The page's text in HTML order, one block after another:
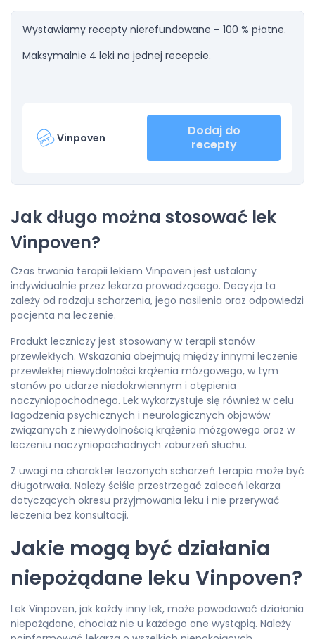
Wystawiamy recepty nierefundowane – 100 % płatne.
Maksymalnie 4 leki na jednej recepcie.
Vinpoven
Dodaj do
recepty
Jak długo można stosować lek
Vinpoven?
Czas trwania terapii lekiem Vinpoven jest ustalany
indywidualnie przez lekarza prowadzącego. Decyzja ta
zależy od rodzaju schorzenia, jego nasilenia oraz odpowiedzi
pacjenta na leczenie.
Produkt leczniczy jest stosowany w terapii stanów
przewlekłych. Wskazania obejmują między innymi leczenie
przewlekłej niewydolności krążenia mózgowego, w tym
stanów po udarze niedokrwiennym i otępienia
naczyniopochodnego. Lek wykorzystuje się również w celu
łagodzenia psychicznych i neurologicznych objawów
związanych z niewydolnością krążenia mózgowego oraz w
leczeniu naczyniopochodnych zaburzeń słuchu.
Z uwagi na charakter leczonych schorzeń terapia może być
długotrwała. Należy ściśle przestrzegać zaleceń lekarza
dotyczących okresu przyjmowania leku i nie przerywać
leczenia bez konsultacji.
Jakie mogą być działania
niepożądane leku Vinpoven?
Lek Vinpoven, jak każdy inny lek, może powodować działania
niepożądane, chociaż nie u każdego one wystąpią. Należy